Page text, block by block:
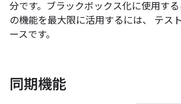
分です。ブラックボックス化に使用す
の機能を最大限に活用するには、 テス
ースです。
同期機能